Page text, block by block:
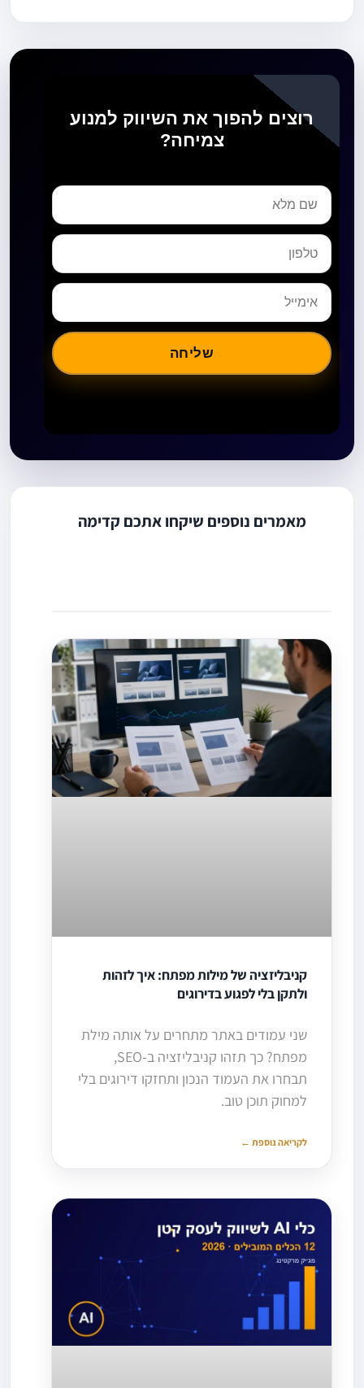
רוצים להפוך את השיווק למנוע
צמיחה?
שליחה
מאמרים נוספים שיקחו אתכם קדימה
קניבליזציה של מילות מפתח: איך לזהות
ולתקן בלי לפגוע בדירוגים
שני עמודים באתר מתחרים על אותה מילת
מפתח? כך תזהו קניבליזציה ב-SEO,
תבחרו את העמוד הנכון ותחזקו דירוגים בלי
למחוק תוכן טוב.
לקריאה נוספת ←